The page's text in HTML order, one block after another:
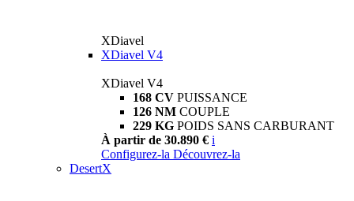
XDiavel
XDiavel V4
XDiavel V4
168 CV PUISSANCE
126 NM COUPLE
229 KG POIDS SANS CARBURANT
À partir de 30.890 € i
Configurez-la Découvrez-la
DesertX